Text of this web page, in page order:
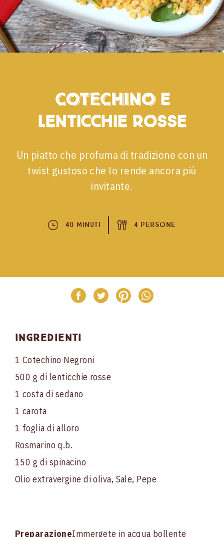
Cotechino e
lenticchie rosse
Un piatto che profuma di tradizione con un
twist gustoso che lo rende ancora più
invitante.
40 Minuti 4 Persone
Ingredienti
1 Cotechino Negroni
500 g di lenticchie rosse
1 costa di sedano
1 carota
1 foglia di alloro
Rosmarino q.b.
150 g di spinacino
Olio extravergine di oliva, Sale, Pepe
PreparazioneImmergete in acqua bollente